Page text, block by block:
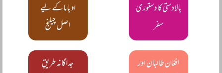
بالادستی کا دستوری
سفر
اوباما کے لیے
اصل چیلنج
افغان طالبان اور
جداگانہ طریقِ